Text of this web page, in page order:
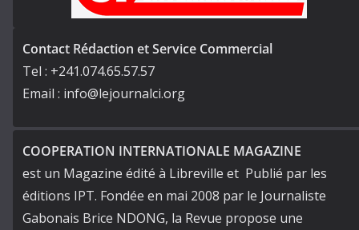
Contact Rédaction et Service Commercial
Tel : +241.074.65.57.57
Email : info@lejournalci.org
COOPERATION INTERNATIONALE MAGAZINE
est un Magazine édité à Libreville et Publié par les
éditions IPT. Fondée en mai 2008 par le Journaliste
Gabonais Brice NDONG, la Revue propose une